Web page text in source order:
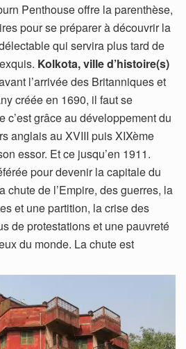
Penthouse offre la parenthèse,
pour se préparer à découvrir la
qui servira plus tard de
Kolkota, ville d’histoire(s)
l’arrivée des Britanniques et
créée en 1690, il faut se
c’est grâce au développement du
anglais au XVIII puis XIXème
essor. Et ce jusqu’en 1911.
pour devenir la capitale du
chute de l’Empire, des guerres, la
et une partition, la crise des
de protestations et une pauvreté
du monde. La chute est